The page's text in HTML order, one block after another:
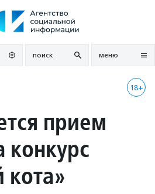
поиск меню
18+
прием
конкурс
кота»